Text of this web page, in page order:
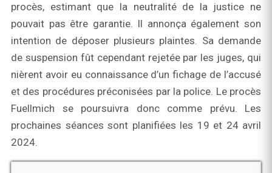
procès, estimant que la neutralité de la justice ne
pouvait pas être garantie. Il annonça également son
intention de déposer plusieurs plaintes. Sa demande
de suspension fût cependant rejetée par les juges, qui
nièrent avoir eu connaissance d’un fichage de l’accusé
et des procédures préconisées par la police. Le procès
Fuellmich se poursuivra donc comme prévu. Les
prochaines séances sont planifiées les 19 et 24 avril
2024.